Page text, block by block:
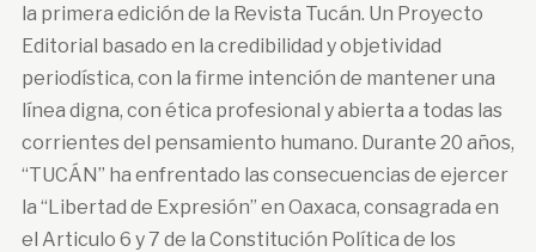
la primera edición de la Revista Tucán. Un Proyecto
Editorial basado en la credibilidad y objetividad
periodística, con la firme intención de mantener una
línea digna, con ética profesional y abierta a todas las
corrientes del pensamiento humano. Durante 20 años,
“TUCÁN” ha enfrentado las consecuencias de ejercer
la “Libertad de Expresión” en Oaxaca, consagrada en
el Articulo 6 y 7 de la Constitución Política de los